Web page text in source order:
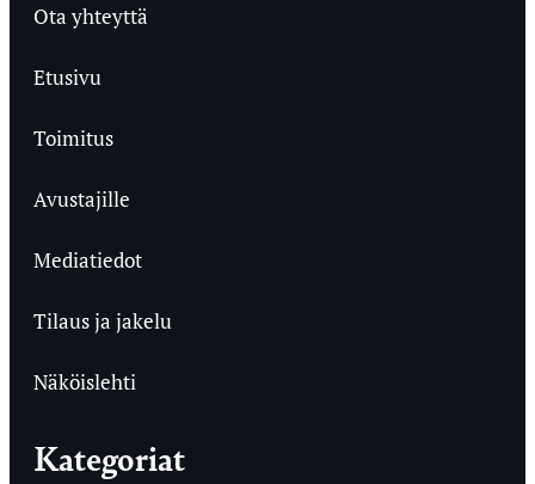
Ota yhteyttä
Etusivu
Toimitus
Avustajille
Mediatiedot
Tilaus ja jakelu
Näköislehti
Kategoriat